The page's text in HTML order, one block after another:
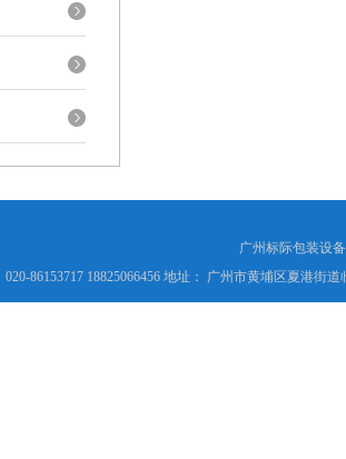
广州标际包装设
020-86153717 18825066456 地址： 广州市黄埔区夏港街